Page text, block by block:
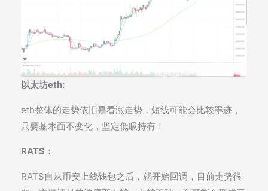
以太坊eth:
eth整体的走势依旧是看涨走势，短线可能会比较墨迹，
只要基本面不变化，坚定低吸持有！
RATS：
RATS自从币安上线钱包之后，就开始回调，目前走势很